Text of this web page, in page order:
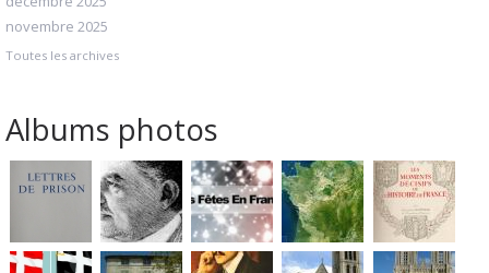
novembre 2025
Toutes les archives
Albums photos